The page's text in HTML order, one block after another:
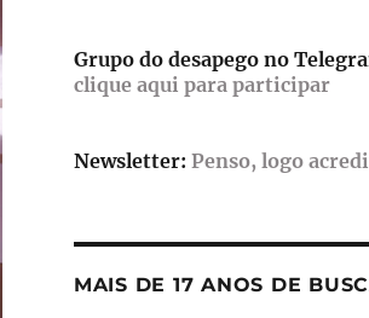
Grupo do desapego no
clique aqui para participar
Newsletter: Penso, logo
MAIS DE 17 ANOS DE